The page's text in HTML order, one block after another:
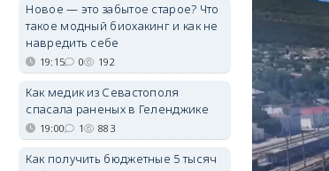
Новое — это забытое старое? Что
такое модный биохакинг и как не
навредить себе
19:15 0 192
Как медик из Севастополя
спасала раненых в Геленджике
19:00 1 883
Как получить бюджетные 5 тысяч